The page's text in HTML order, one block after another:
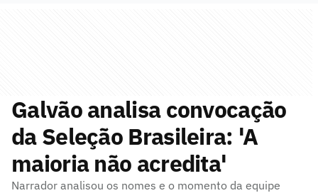
Galvão analisa convocação
da Seleção Brasileira: 'A
maioria não acredita'
Narrador analisou os nomes e o momento da equipe